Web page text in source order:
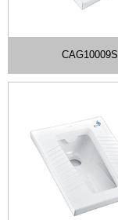
CAG10009S